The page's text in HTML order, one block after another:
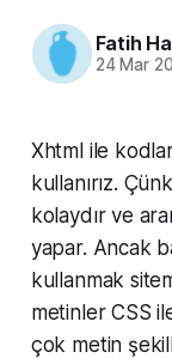
Fatih
24 Mar
Xhtml ile
kullanırız.
kolaydır ve
yapar. Ancak
kullanmak
metinler CSS
çok metin